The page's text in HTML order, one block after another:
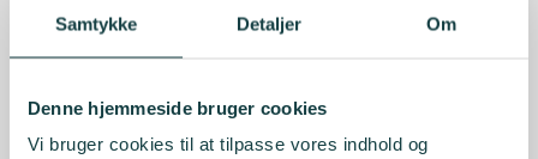
Samtykke Detaljer Om
Denne hjemmeside bruger cookies
Vi bruger cookies til at tilpasse vores indhold og